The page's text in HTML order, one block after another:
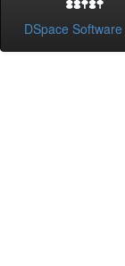
DSpace Software